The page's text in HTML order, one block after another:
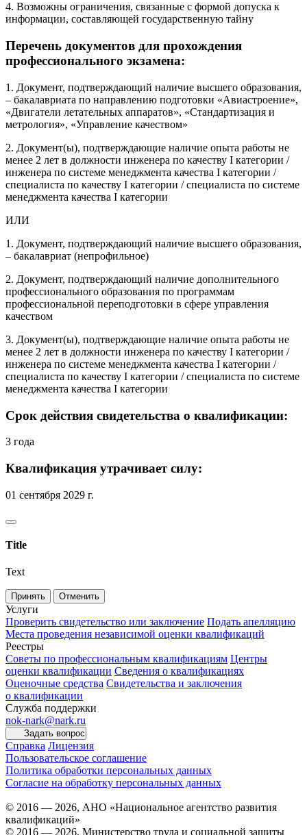
4. Возможны ограничения, связанные с формой допуска к
информации, составляющей государственную тайну
Перечень документов для прохождения
профессионального экзамена:
1. Документ, подтверждающий наличие высшего образования,
– бакалавриата по направлению подготовки «Авиастроение»,
«Двигатели летательных аппаратов», «Стандартизация и
метрология», «Управление качеством»
2. Документ(ы), подтверждающие наличие опыта работы не
менее 2 лет в должности инженера по качеству I категории /
инженера по системе менеджмента качества I категории /
специалиста по качеству I категории / специалиста по системе
менеджмента качества I категории
ИЛИ
1. Документ, подтверждающий наличие высшего образования,
– бакалавриат (непрофильное)
2. Документ, подтверждающий наличие дополнительного
профессионального образования по программам
профессиональной переподготовки в сфере управления
качеством
3. Документ(ы), подтверждающие наличие опыта работы не
менее 2 лет в должности инженера по качеству I категории /
инженера по системе менеджмента качества I категории /
специалиста по качеству I категории / специалиста по системе
менеджмента качества I категории
Срок действия свидетельства о квалификации:
3 года
Квалификация утрачивает силу:
01 сентября 2029 г.
Title
Text
Принять Отменить
Услуги
Проверить свидетельство или заключение Подать апелляцию
Места проведения независимой оценки квалификаций
Реестры
Советы по профессиональным квалификациям Центры
оценки квалификации Сведения о квалификациях
Оценочные средства Свидетельства и заключения
о квалификации
Служба поддержки
nok-nark@nark.ru
Задать вопрос
Справка Лицензия
Пользовательское соглашение
Политика обработки персональных данных
Согласие на обработку персональных данных
© 2016 — 2026, АНО «Национальное агентство развития
квалификаций»
© 2016 — 2026, Министерство труда и социальной защиты